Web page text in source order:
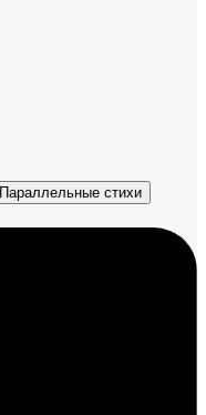
Параллельные стихи